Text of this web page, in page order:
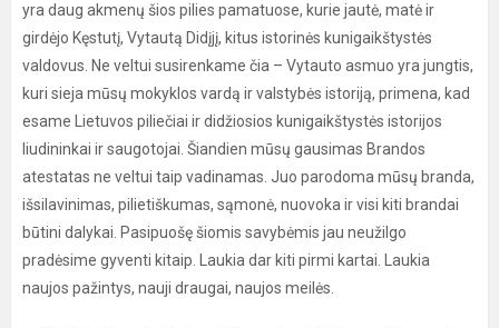
yra daug akmenų šios pilies pamatuose, kurie jautė, matė ir
girdėjo Kęstutį, Vytautą Didįjį, kitus istorinės kunigaikštystės
valdovus. Ne veltui susirenkame čia – Vytauto asmuo yra jungtis,
kuri sieja mūsų mokyklos vardą ir valstybės istoriją, primena, kad
esame Lietuvos piliečiai ir didžiosios kunigaikštystės istorijos
liudininkai ir saugotojai. Šiandien mūsų gausimas Brandos
atestatas ne veltui taip vadinamas. Juo parodoma mūsų branda,
išsilavinimas, pilietiškumas, sąmonė, nuovoka ir visi kiti brandai
būtini dalykai. Pasipuošę šiomis savybėmis jau neužilgo
pradėsime gyventi kitaip. Laukia dar kiti pirmi kartai. Laukia
naujos pažintys, nauji draugai, naujos meilės.